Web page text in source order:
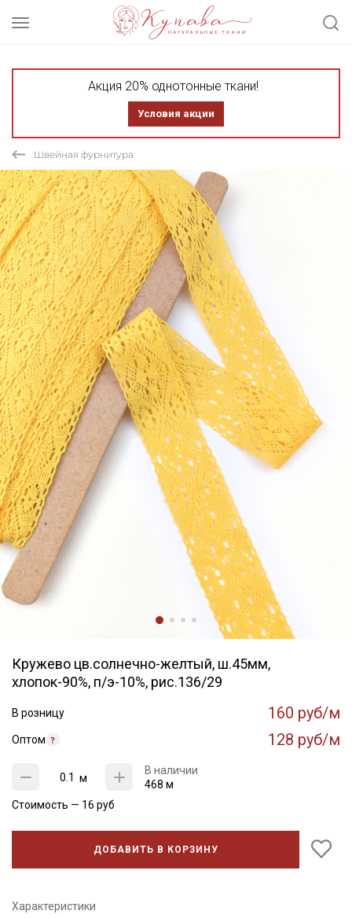
Акция 20% однотонные ткани!
Условия акции
Швейная фурнитура
Кружево цв.солнечно-желтый, ш.45мм,
хлопок-90%, п/э-10%, рис.136/29
В розницу 160 руб/м
Оптом 128 руб/м
м
В наличии
468 м
Стоимость — 16 руб
ДОБАВИТЬ В КОРЗИНУ
Характеристики